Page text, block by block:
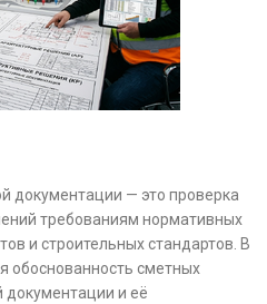
документации — это проверка
требованиям нормативных
и строительных стандартов. В
обоснованность сметных
документации и её